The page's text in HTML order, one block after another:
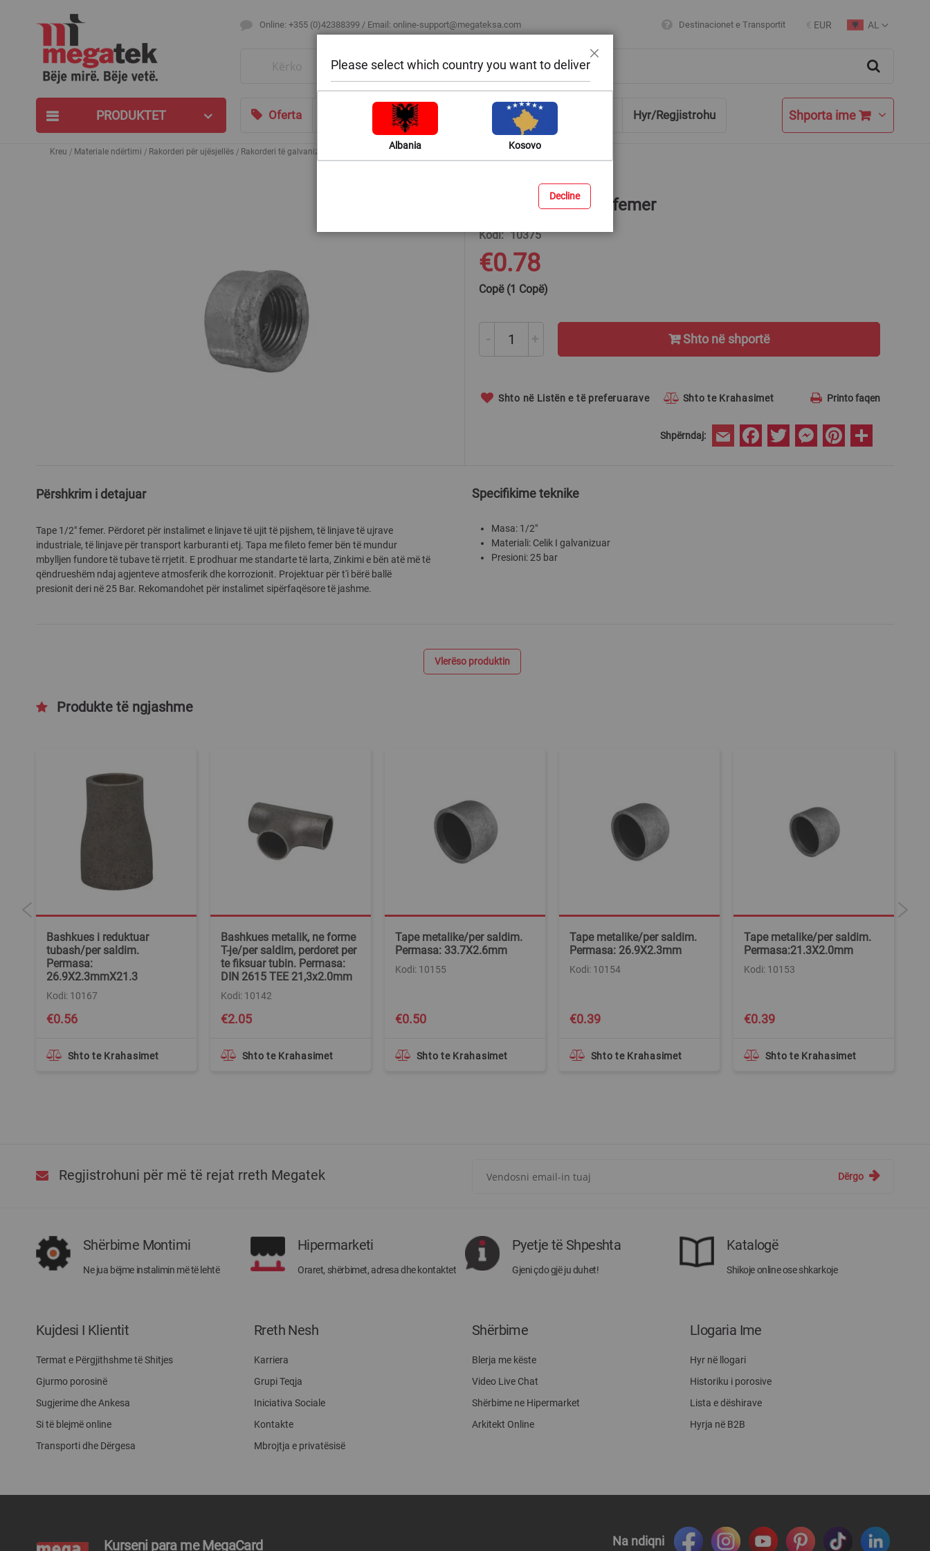
Online: +355 (0)42388399 / Email: online-support@megateksa.com Destinacionet e Transportit
Currency
€ EUR
Language
AL
PRODUKTET Oferta Bli sipas ambientit Ndihmë & Këshilla Hyr/Regjistrohu Shporta ime
Kreu Materiale ndërtimi Rakorderi për ujësjellës Rakorderi të galvanizuara Tape xingato 1/2" femer
the
beginning
the
images
gallery
Tape xingato 1/2" femer
Kodi 10375
€0.78
Copë (1 Copë)
- + Shto në shportë
Shto në Listën e të preferuarave Shto te Krahasimet Printo faqen
Shpërndaj: Email FacebookTwitter MessengerPinterest
Përshkrim i detajuar
Tape 1/2" femer. Përdoret për instalimet e linjave të ujit të pijshem, të linjave të ujrave
industriale, të linjave për transport karburanti etj. Tapa me fileto femer bën të mundur
mbylljen fundore të tubave të rrjetit. E prodhuar me standarte të larta, Zinkimi e bën atë më të
qëndrueshëm ndaj agjenteve atmosferik dhe korrozionit. Projektuar për t'i bërë ballë
presionit deri në 25 Bar. Rekomandohet për instalimet sipërfaqësore të jashme.
Specifikime teknike
Masa: 1/2"
Materiali: Celik I galvanizuar
Presioni: 25 bar
Vlerëso produktin
Produkte të ngjashme
Bashkues i reduktuar
tubash/per saldim.
Permasa:
26.9X2.3mmX21.3
€0.56
Kodi: 10167
Shto te Krahasimet
Bashkues metalik, ne forme
T-je/per saldim, perdoret per
te fiksuar tubin. Permasa:
DIN 2615 TEE 21,3x2.0mm
€2.05
Kodi: 10142
Shto te Krahasimet
Tape metalike/per saldim.
Permasa: 33.7X2.6mm
€0.50
Kodi: 10155
Shto te Krahasimet
Tape metalike/per saldim.
Permasa: 26.9X2.3mm
€0.39
Kodi: 10154
Shto te Krahasimet
Tape metalike/per saldim.
Permasa:21.3X2.0mm
€0.39
Kodi: 10153
Shto te Krahasimet
Regjistrohuni për më të rejat rreth Megatek
rreth
Megatek:
Dërgo
Shërbime Montimi
Ne jua bëjme instalimin më të lehtë
Hipermarketi
Oraret, shërbimet, adresa dhe kontaktet
Pyetje të Shpeshta
Gjeni çdo gjë ju duhet!
Katalogë
Shikoje online ose shkarkoje
Kujdesi I Klientit
Termat e Përgjithshme të Shitjes
Gjurmo porosinë
Sugjerime dhe Ankesa
Si të blejmë online
Transporti dhe Dërgesa
Rreth Nesh
Karriera
Grupi Teqja
Iniciativa Sociale
Kontakte
Mbrojtja e privatësisë
Shërbime
Blerja me këste
Video Live Chat
Shërbime ne Hipermarket
Arkitekt Online
Llogaria Ime
Hyr në llogari
Historiku i porosive
Lista e dëshirave
Hyrja në B2B
Kurseni para me MegaCard Na ndiqni
Please select which country you want to deliver
Albania Kosovo
Decline